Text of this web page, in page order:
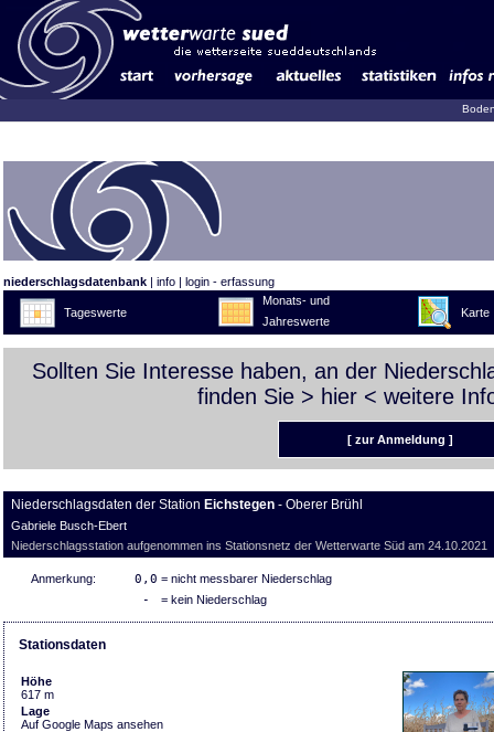
niederschlagsdatenbank | info | login - erfassung
Tageswerte
Monats- und
Jahreswerte
Karte
Sollten Sie Interesse haben, an der
finden Sie > hier < weitere
[ zur Anmeldung ]
Niederschlagsdaten der Station Eichstegen - Oberer Brühl
Gabriele Busch-Ebert
Niederschlagsstation aufgenommen ins Stationsnetz der Wetterwarte Süd am 24.10.2021
Anmerkung: 0,0 = nicht messbarer Niederschlag
- = kein Niederschlag
Stationsdaten
Höhe
617 m
Lage
Auf Google Maps ansehen